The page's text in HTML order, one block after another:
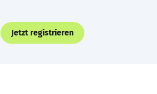
Jetzt registrieren